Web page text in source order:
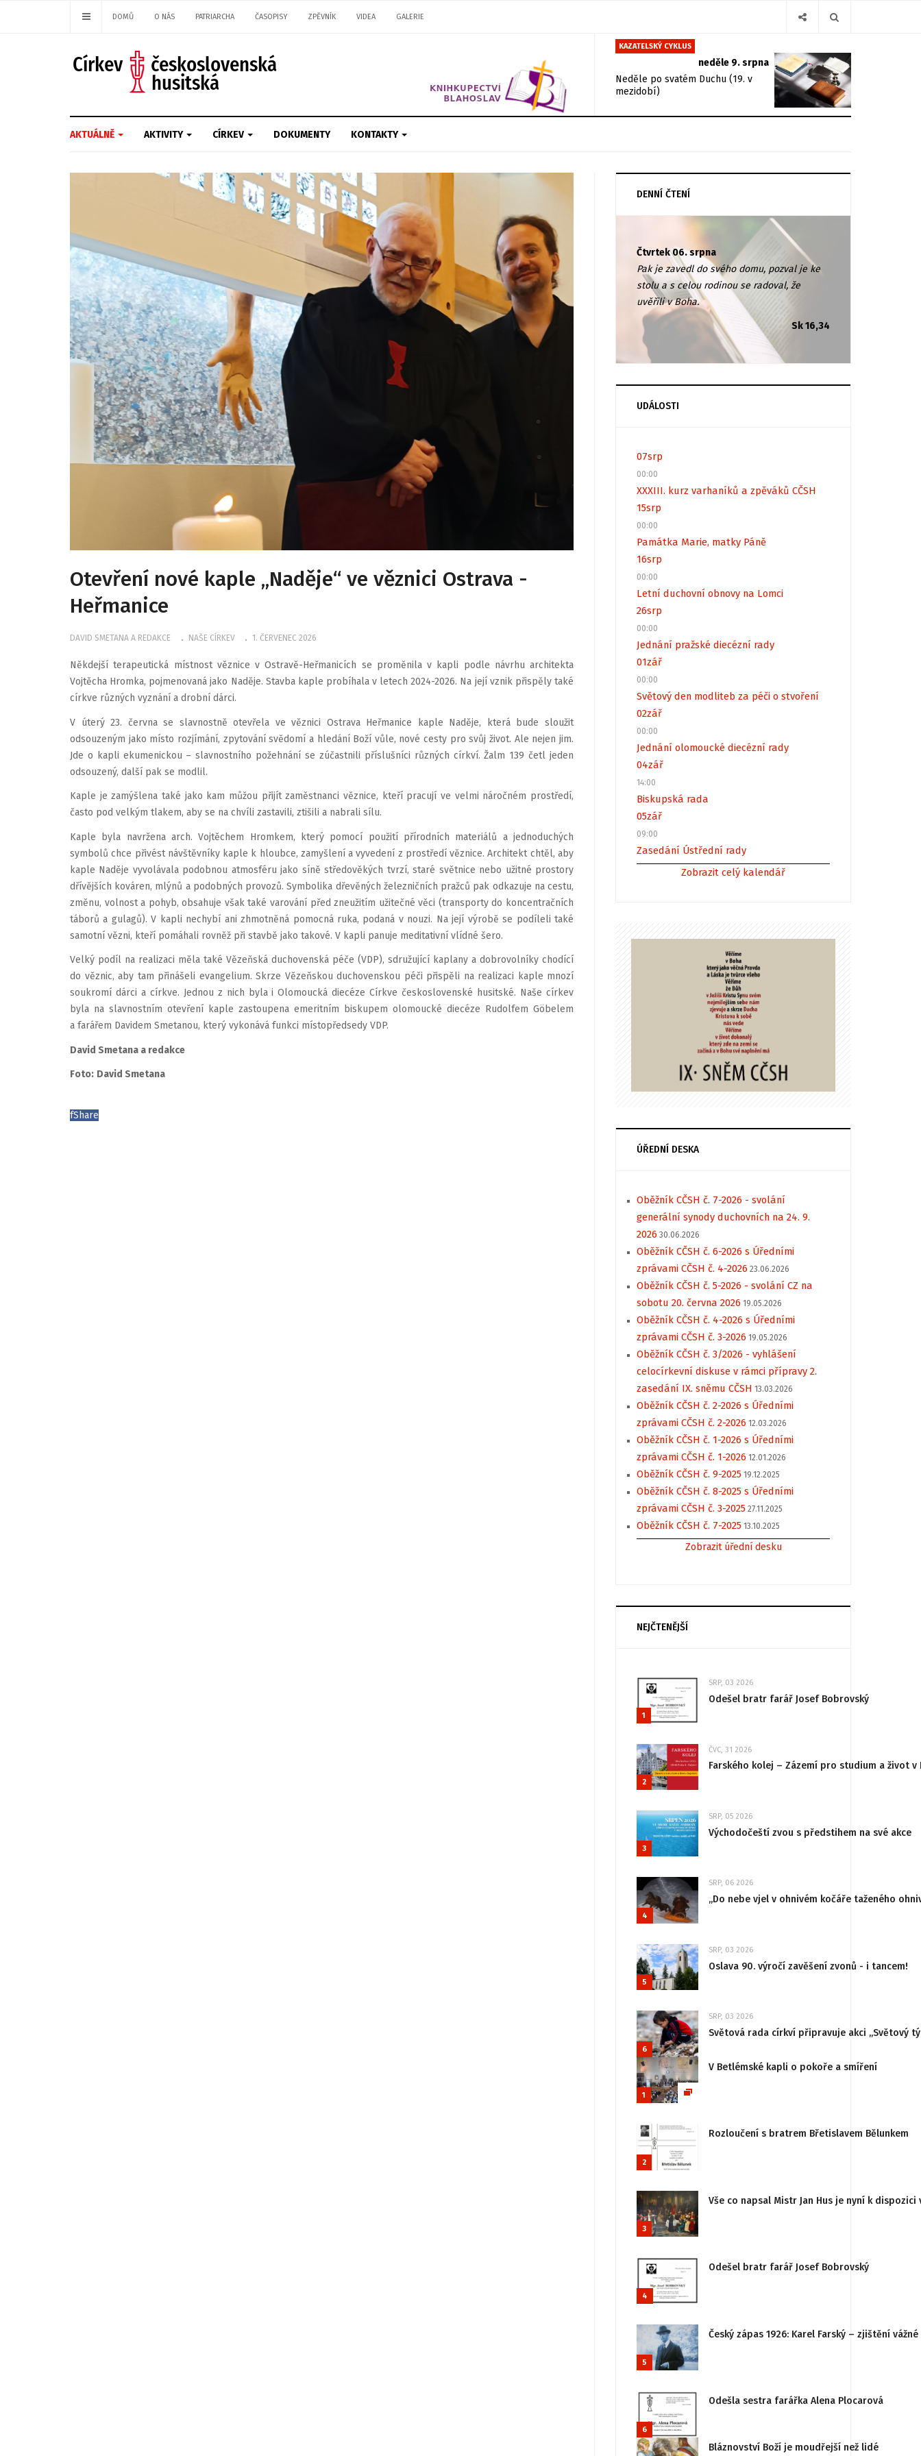
DOMŮ O NÁS PATRIARCHA ČASOPISY ZPĚVNÍK VIDEA GALERIE
KAZATELSKÝ CYKLUS
neděle 9. srpna
Neděle po svatém Duchu (19. v
mezidobí)
AKTUÁLNĚ AKTIVITY CÍRKEV DOKUMENTY KONTAKTY
Otevření nové kaple „Naděje“ ve věznici Ostrava -
Heřmanice
DAVID SMETANA A REDAKCE NAŠE CÍRKEV 1. ČERVENEC 2026
Někdejší terapeutická místnost věznice v Ostravě-Heřmanicích se proměnila v kapli podle návrhu architekta
Vojtěcha Hromka, pojmenovaná jako Naděje. Stavba kaple probíhala v letech 2024-2026. Na její vznik přispěly také
církve různých vyznání a drobní dárci.
V úterý 23. června se slavnostně otevřela ve věznici Ostrava Heřmanice kaple Naděje, která bude sloužit
odsouzeným jako místo rozjímání, zpytování svědomí a hledání Boží vůle, nové cesty pro svůj život. Ale nejen jim.
Jde o kapli ekumenickou – slavnostního požehnání se zúčastnili příslušníci různých církví. Žalm 139 četl jeden
odsouzený, další pak se modlil.
Kaple je zamýšlena také jako kam můžou přijít zaměstnanci věznice, kteří pracují ve velmi náročném prostředí,
často pod velkým tlakem, aby se na chvíli zastavili, ztišili a nabrali sílu.
Kaple byla navržena arch. Vojtěchem Hromkem, který pomocí použití přírodních materiálů a jednoduchých
symbolů chce přivést návštěvníky kaple k hloubce, zamyšlení a vyvedení z prostředí věznice. Architekt chtěl, aby
kaple Naděje vyvolávala podobnou atmosféru jako síně středověkých tvrzí, staré světnice nebo užitné prostory
dřívějších kováren, mlýnů a podobných provozů. Symbolika dřevěných železničních pražců pak odkazuje na cestu,
změnu, volnost a pohyb, obsahuje však také varování před zneužitím užitečné věci (transporty do koncentračních
táborů a gulagů). V kapli nechybí ani zhmotněná pomocná ruka, podaná v nouzi. Na její výrobě se podíleli také
samotní vězni, kteří pomáhali rovněž při stavbě jako takové. V kapli panuje meditativní vlídné šero.
Velký podíl na realizaci měla také Vězeňská duchovenská péče (VDP), sdružující kaplany a dobrovolníky chodící
do věznic, aby tam přinášeli evangelium. Skrze Vězeňskou duchovenskou péči přispěli na realizaci kaple mnozí
soukromí dárci a církve. Jednou z nich byla i Olomoucká diecéze Církve československé husitské. Naše církev
byla na slavnostním otevření kaple zastoupena emeritním biskupem olomoucké diecéze Rudolfem Göbelem
a farářem Davidem Smetanou, který vykonává funkci místopředsedy VDP.
David Smetana a redakce
Foto: David Smetana
fShare
DENNÍ ČTENÍ
Čtvrtek 06. srpna
Pak je zavedl do svého domu, pozval je ke
stolu a s celou rodinou se radoval, že
uvěřili v Boha.
Sk 16,34
UDÁLOSTI
07srp
00:00
XXXIII. kurz varhaníků a zpěváků CČSH
15srp
00:00
Památka Marie, matky Páně
16srp
00:00
Letní duchovní obnovy na Lomci
26srp
00:00
Jednání pražské diecézní rady
01zář
00:00
Světový den modliteb za péči o stvoření
02zář
00:00
Jednání olomoucké diecézní rady
04zář
14:00
Biskupská rada
05zář
09:00
Zasedání Ústřední rady
Zobrazit celý kalendář
ÚŘEDNÍ DESKA
Oběžník CČSH č. 7-2026 - svolání
generální synody duchovních na 24. 9.
2026 30.06.2026
Oběžník CČSH č. 6-2026 s Úředními
zprávami CČSH č. 4-2026 23.06.2026
Oběžník CČSH č. 5-2026 - svolání CZ na
sobotu 20. června 2026 19.05.2026
Oběžník CČSH č. 4-2026 s Úředními
zprávami CČSH č. 3-2026 19.05.2026
Oběžník CČSH č. 3/2026 - vyhlášení
celocírkevní diskuse v rámci přípravy 2.
zasedání IX. sněmu CČSH 13.03.2026
Oběžník CČSH č. 2-2026 s Úředními
zprávami CČSH č. 2-2026 12.03.2026
Oběžník CČSH č. 1-2026 s Úředními
zprávami CČSH č. 1-2026 12.01.2026
Oběžník CČSH č. 9-2025 19.12.2025
Oběžník CČSH č. 8-2025 s Úředními
zprávami CČSH č. 3-2025 27.11.2025
Oběžník CČSH č. 7-2025 13.10.2025
Zobrazit úřední desku
NEJČTENĚJŠÍ
1
SRP, 03 2026
Odešel bratr farář Josef Bobrovský
2
ČVC, 31 2026
Farského kolej – Zázemí pro studium a život v
3
SRP, 05 2026
Východočeští zvou s předstihem na své akce
4
SRP, 06 2026
„Do nebe vjel v ohnivém kočáře taženého
5
SRP, 03 2026
Oslava 90. výročí zavěšení zvonů - i tancem!
6
SRP, 03 2026
Světová rada církví připravuje akci „Světový
1
V Betlémské kapli o pokoře a smíření
2
Rozloučení s bratrem Břetislavem Bělunkem
3
Vše co napsal Mistr Jan Hus je nyní k
4
Odešel bratr farář Josef Bobrovský
5
Český zápas 1926: Karel Farský – zjištění
6
Odešla sestra farářka Alena Plocarová
Bláznovství Boží je moudřejší než lidé